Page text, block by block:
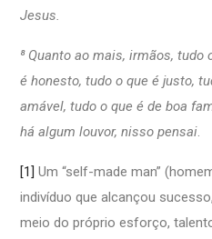
Jesus.
⁸ Quanto ao mais, irmãos, tudo
é honesto, tudo o que é justo,
amável, tudo o que é de boa
há algum louvor, nisso pensai.
[1] Um “self-made man”
indivíduo que alcançou
meio do próprio esforço,